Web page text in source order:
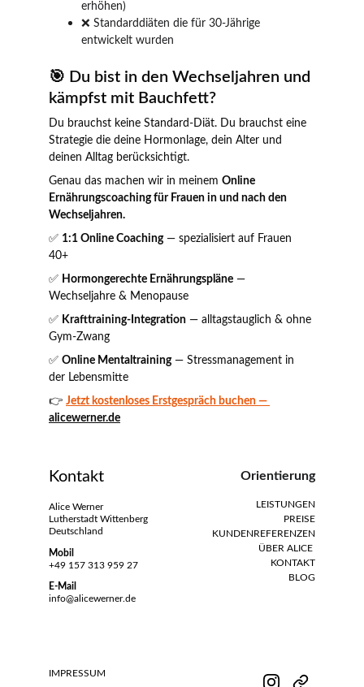
erhöhen)
❌ Standarddiäten die für 30-Jährige
entwickelt wurden
🎯 Du bist in den Wechseljahren und
kämpfst mit Bauchfett?
Du brauchst keine Standard-Diät. Du brauchst eine
Strategie die deine Hormonlage, dein Alter und
deinen Alltag berücksichtigt.
Genau das machen wir in meinem Online
Ernährungscoaching für Frauen in und nach den
Wechseljahren.
✅ 1:1 Online Coaching — spezialisiert auf Frauen
40+
✅ Hormongerechte Ernährungspläne —
Wechseljahre & Menopause
✅ Krafttraining-Integration — alltagstauglich & ohne
Gym-Zwang
✅ Online Mentaltraining — Stressmanagement in
der Lebensmitte
👉 Jetzt kostenloses Erstgespräch buchen —
alicewerner.de
Kontakt
Alice Werner
Lutherstadt Wittenberg
Deutschland
Mobil
+49 157 313 959 27
E-Mail
info@alicewerner.de
IMPRESSUM
Orientierung
LEISTUNGEN
PREISE
KUNDENREFERENZEN
ÜBER ALICE
KONTAKT
BLOG